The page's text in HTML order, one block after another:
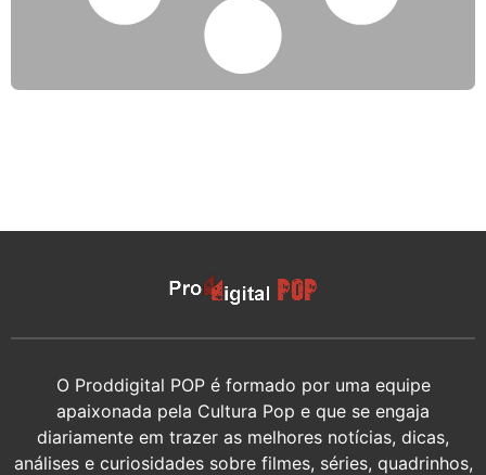
O Proddigital POP é formado por uma equipe
apaixonada pela Cultura Pop e que se engaja
diariamente em trazer as melhores notícias, dicas,
análises e curiosidades sobre filmes, séries, quadrinhos,